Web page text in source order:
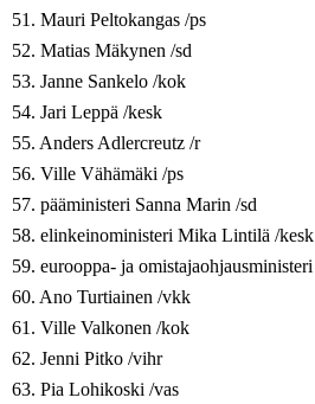
51. Mauri Peltokangas /ps
52. Matias Mäkynen /sd
53. Janne Sankelo /kok
54. Jari Leppä /kesk
55. AndersAdlercreutz /r
56. Ville Vähämäki /ps
57. pääministeri Sanna Marin /sd
58. elinkeinoministeri Mika Lintilä /kesk
59. eurooppa- ja omistajaohjausministeri
60. Ano Turtiainen /vkk
61. Ville Valkonen /kok
62. Jenni Pitko /vihr
63. Pia Lohikoski /vas